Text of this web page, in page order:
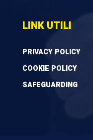
LINK UTILI
PRIVACY POLICY
COOKIE POLICY
SAFEGUARDING